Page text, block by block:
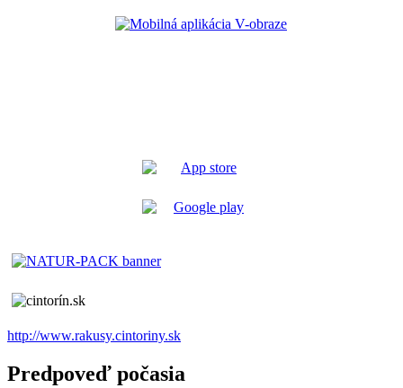
http://www.rakusy.cintoriny.sk
Predpoveď počasia